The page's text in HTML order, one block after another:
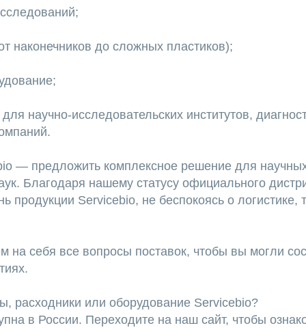
наконечников до сложных пластиков);
научно-исследовательских институтов,
— предложить комплексное решение для
Благодаря нашему статусу официального
продукции Servicebio, не беспокоясь о
себя все вопросы поставок, чтобы вы могли
расходники или оборудование Servicebio?
в России. Переходите на наш сайт, чтобы